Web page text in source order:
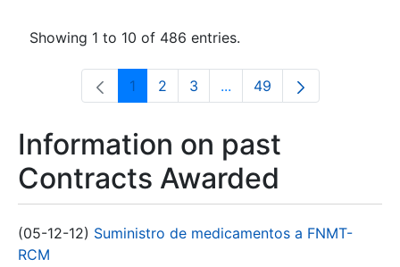
Showing 1 to 10 of 486 entries.
Page
1 Page
2 Page
3 ...Intermediate Pages Use
Page
49
Information on past
Contracts Awarded
(05-12-12) Suministro de medicamentos a FNMT-
RCM